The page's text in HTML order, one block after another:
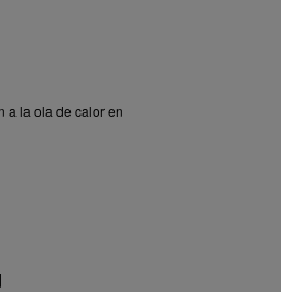
a la ola de calor en